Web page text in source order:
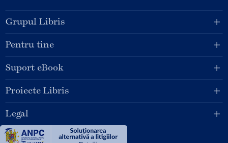
Grupul Libris
Pentru tine
Suport eBook
Proiecte Libris
Legal